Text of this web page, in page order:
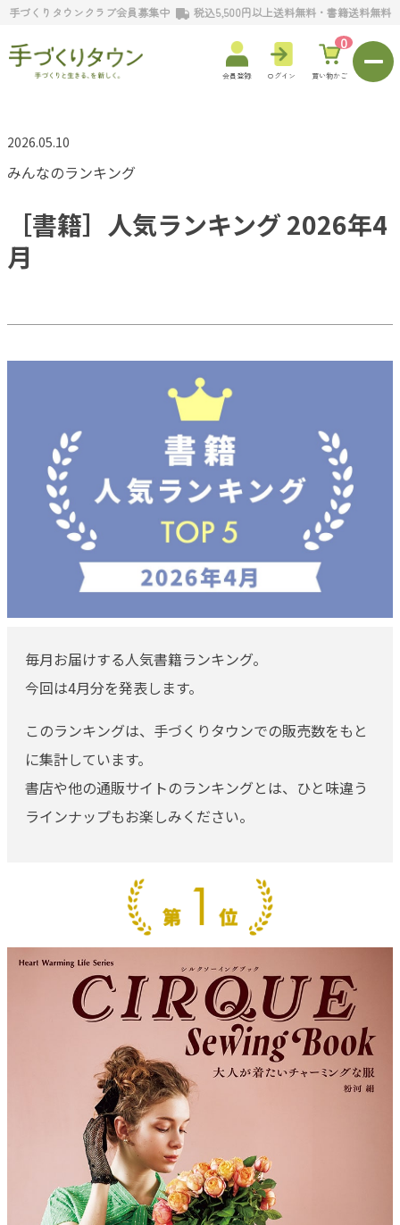
手づくりタウンクラブ会員募集中 税込5,500円以上送料無料・書籍送料無料
会員登録 ログイン 買い物かご
0
2026.05.10
みんなのランキング
［書籍］人気ランキング 2026年4
月
毎月お届けする人気書籍ランキング。
今回は4月分を発表します。
このランキングは、手づくりタウンでの販売数をもと
に集計しています。
書店や他の通販サイトのランキングとは、ひと味違う
ラインナップもお楽しみください。